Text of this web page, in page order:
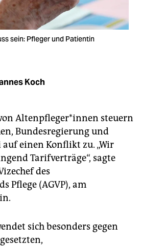
sein: Pfleger und Patientin
Koch
Alten­pfleger*innen steuern
Bundesregierung und
einen Konflikt zu. „Wir
Tarifverträge“, sagte
des
Pflege (AGVP), am
sich besonders gegen